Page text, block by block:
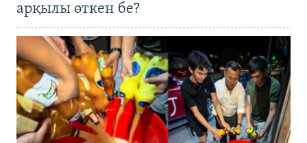
арқылы өткен бе?